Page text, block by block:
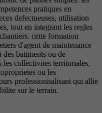
pratiques en
defectueuses, utilisation
tout en integrant les regles
cette formation
d'agent de maintenance
batiments ou de
les collectivites territoriales,
ou les
professionnalisant qui allie
sur le terrain.